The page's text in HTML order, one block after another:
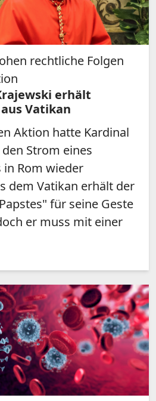
rechtliche Folgen
erhält
Vatikan
Aktion hatte Kardinal
Strom eines
in Rom wieder
dem Vatikan erhält der
für seine Geste
er muss mit einer